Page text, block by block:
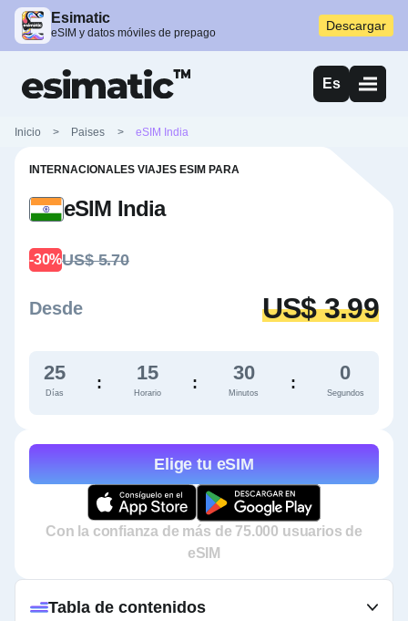
Esimatic
eSIM y datos móviles de prepago Descargar
Es
Inicio > Paises > eSIM India
INTERNACIONALES VIAJES ESIM PARA
eSIM India
-30%US$ 5.70
Desde US$ 3.99
25
Días
: 15
Horario
: 29
Minutos
: 59
Segundos
Elige tu eSIM
Con la confianza de más de 75.000 usuarios de
eSIM
Tabla de contenidos